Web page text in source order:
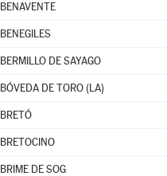
BENAVENTE
BENEGILES
BERMILLO DE SAYAGO
BÓVEDA DE TORO (LA)
BRETÓ
BRETOCINO
BRIME DE SOG